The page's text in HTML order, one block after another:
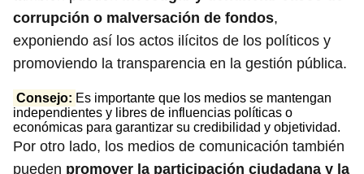
corrupción o malversación de fondos,
exponiendo así los actos ilícitos de los políticos y
promoviendo la transparencia en la gestión pública.
Consejo: Es importante que los medios se mantengan
independientes y libres de influencias políticas o
económicas para garantizar su credibilidad y objetividad.
Por otro lado, los medios de comunicación también
pueden promover la participación ciudadana y la